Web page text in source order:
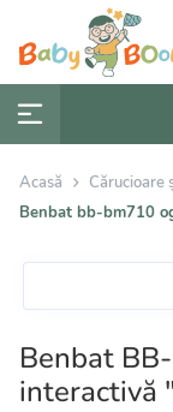
Acasă Cărucioare
Benbat bb-bm710
Benbat
interactivă